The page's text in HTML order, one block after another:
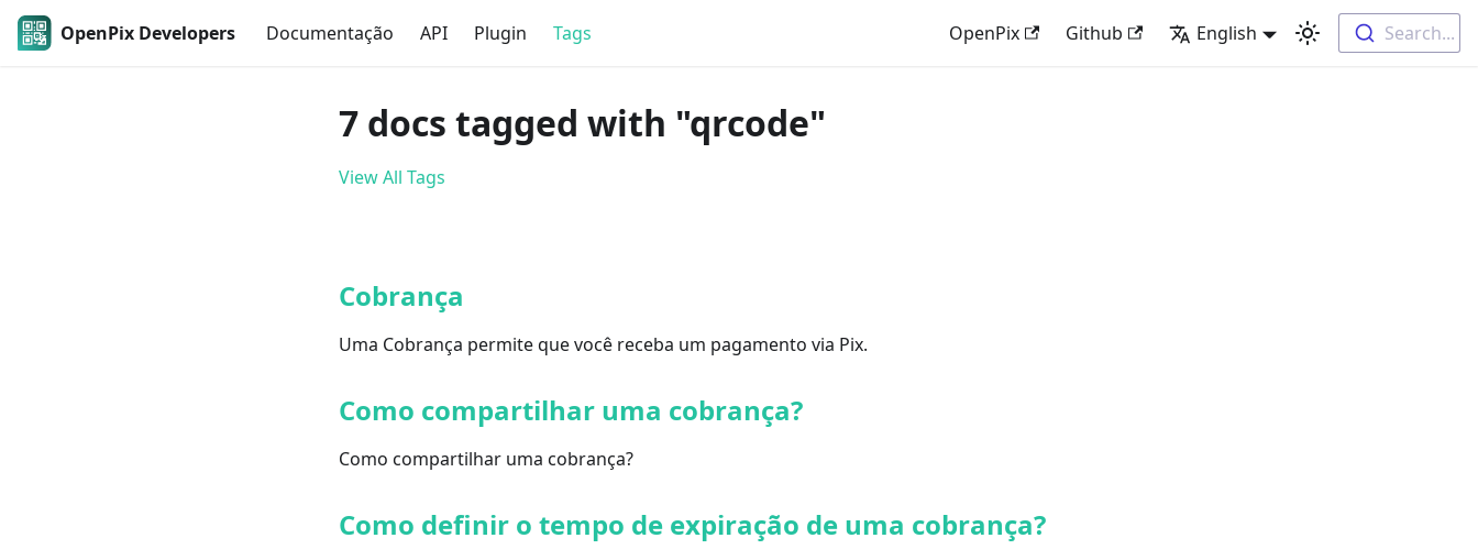
OpenPix Developers Documentação API Plugin Tags OpenPix Github English Search...
7 docs tagged with "qrcode"
View All Tags
Cobrança
Uma Cobrança permite que você receba um pagamento via Pix.
Como compartilhar uma cobrança?
Como compartilhar uma cobrança?
Como definir o tempo de expiração de uma cobrança?